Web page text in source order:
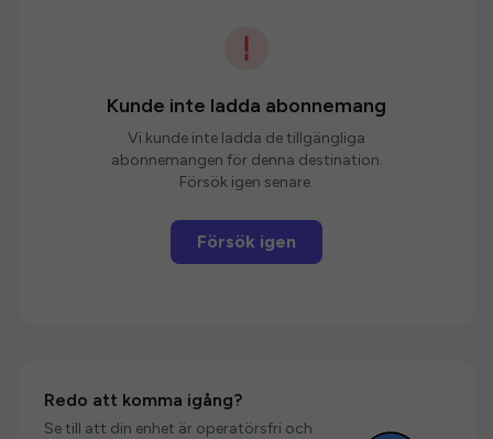
Kunde inte ladda abonnemang
Vi kunde inte ladda de tillgängliga
abonnemangen för denna destination.
Försök igen senare.
Försök igen
Redo att komma igång?
Se till att din enhet är operatörsfri och